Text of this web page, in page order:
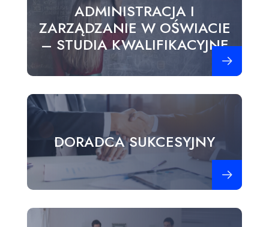
ADMINISTRACJA I
ZARZĄDZANIE W OŚWIACIE
– STUDIA KWALIFIKACYJNE
Zobacz
DORADCA SUKCESYJNY